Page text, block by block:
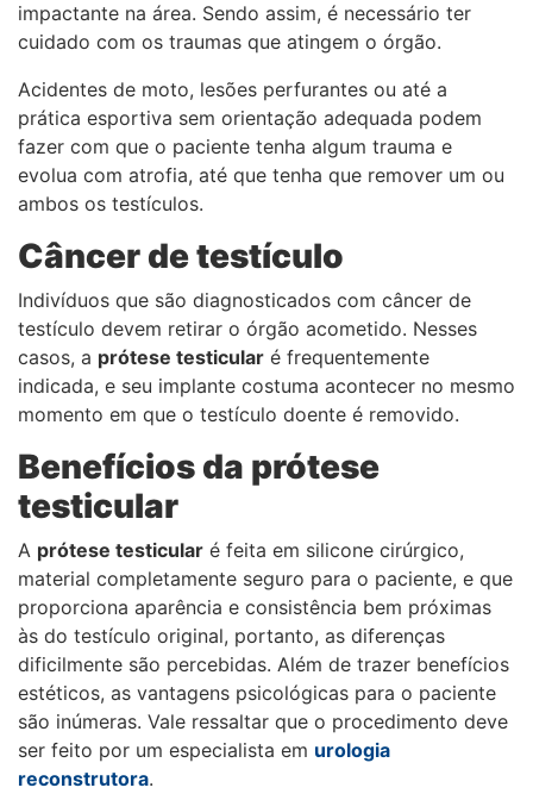
impactante na área. Sendo assim, é necessário ter
cuidado com os traumas que atingem o órgão.
Acidentes de moto, lesões perfurantes ou até a
prática esportiva sem orientação adequada podem
fazer com que o paciente tenha algum trauma e
evolua com atrofia, até que tenha que remover um ou
ambos os testículos.
Câncer de testículo
Indivíduos que são diagnosticados com câncer de
testículo devem retirar o órgão acometido. Nesses
casos, a prótese testicular é frequentemente
indicada, e seu implante costuma acontecer no mesmo
momento em que o testículo doente é removido.
Benefícios da prótese
testicular
A prótese testicular é feita em silicone cirúrgico,
material completamente seguro para o paciente, e que
proporciona aparência e consistência bem próximas
às do testículo original, portanto, as diferenças
dificilmente são percebidas. Além de trazer benefícios
estéticos, as vantagens psicológicas para o paciente
são inúmeras. Vale ressaltar que o procedimento deve
ser feito por um especialista em urologia
reconstrutora.